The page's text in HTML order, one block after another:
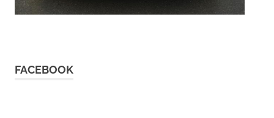
FACEBOOK